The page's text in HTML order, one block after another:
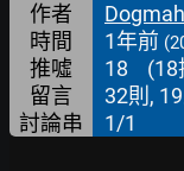
作者
時間 1年前
推噓 18 (18
留言
32則,
討論串 1/1